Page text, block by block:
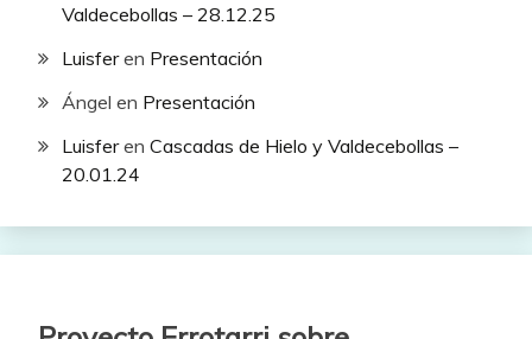
Valdecebollas – 28.12.25
Luisferen Presentación
Ángel en Presentación
Luisferen Cascadas de Hielo y Valdecebollas –
20.01.24